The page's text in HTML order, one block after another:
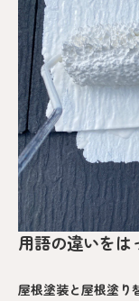
用語の違いをは
屋根塗装と屋根塗り